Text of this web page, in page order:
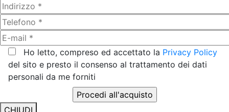
Ho letto, compreso ed accettato la Privacy Policy
del sito e presto il consenso al trattamento dei dati
personali da me forniti